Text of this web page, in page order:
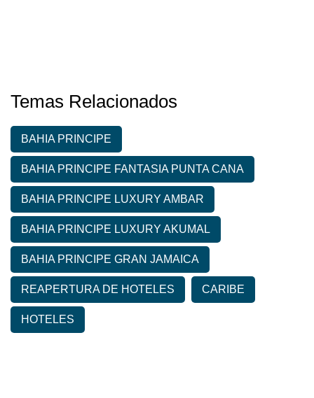
Temas Relacionados
BAHIA PRINCIPE
BAHIA PRINCIPE FANTASIA PUNTA CANA
BAHIA PRINCIPE LUXURY AMBAR
BAHIA PRINCIPE LUXURY AKUMAL
BAHIA PRINCIPE GRAN JAMAICA
REAPERTURA DE HOTELES CARIBE
HOTELES